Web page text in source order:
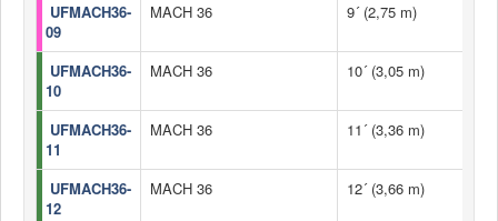
UFMACH36-
09
MACH 36 9´ (2,75 m)
UFMACH36-
10
MACH 36 10´ (3,05 m)
UFMACH36-
11
MACH 36 11´ (3,36 m)
UFMACH36-
12
MACH 36 12´ (3,66 m)